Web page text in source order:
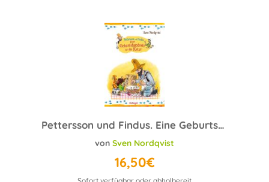
Pettersson und Findus. Eine Geburtstagstorte für die Katze
von Sven Nordqvist
16,50€